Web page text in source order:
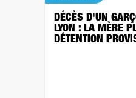
DÉCÈS D'UN
LYON : LA MÈRE
DÉTENTION